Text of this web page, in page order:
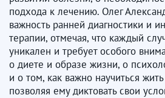
подхода к лечению. Олег
важность ранней диагностики и
терапии, отмечая, что каждый
уникален и требует особого
о диете и образе жизни, о
и о том, как важно научиться
позволяя ему диктовать свои